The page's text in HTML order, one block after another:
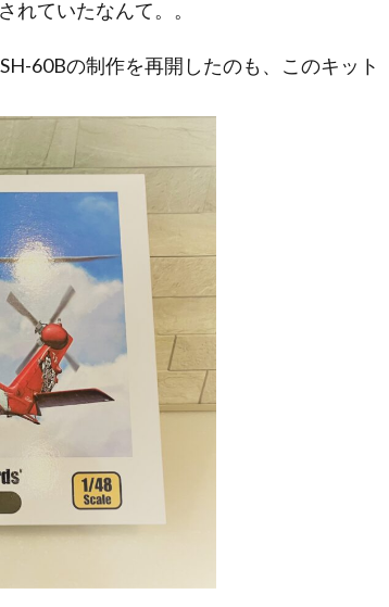
れていたなんて。。
60Bの制作を再開したのも、このキット